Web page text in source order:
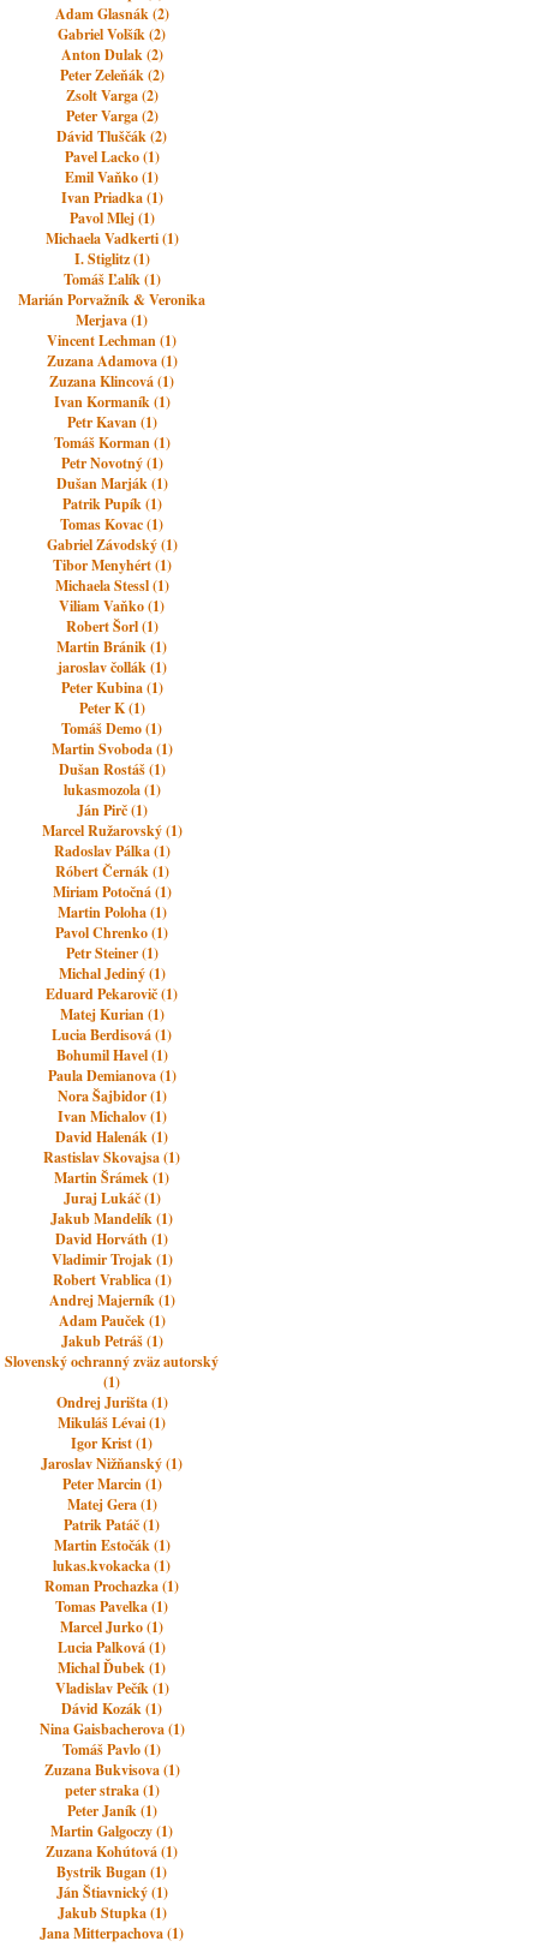
Adam Glasnák (2)
Gabriel Volšík (2)
Anton Dulak (2)
Peter Zeleňák (2)
Zsolt Varga (2)
Peter Varga (2)
Dávid Tluščák (2)
Pavel Lacko (1)
Emil Vaňko (1)
Ivan Priadka (1)
Pavol Mlej (1)
Michaela Vadkerti (1)
I. Stiglitz (1)
Tomáš Ľalík (1)
Marián Porvažník & Veronika
Merjava (1)
Vincent Lechman (1)
Zuzana Adamova (1)
Zuzana Klincová (1)
Ivan Kormaník (1)
Petr Kavan (1)
Tomáš Korman (1)
Petr Novotný (1)
Dušan Marják (1)
Patrik Pupík (1)
Tomas Kovac (1)
Gabriel Závodský (1)
Tibor Menyhért (1)
Michaela Stessl (1)
Viliam Vaňko (1)
Robert Šorl (1)
Martin Bránik (1)
jaroslav čollák (1)
Peter Kubina (1)
Peter K (1)
Tomáš Demo (1)
Martin Svoboda (1)
Dušan Rostáš (1)
lukasmozola (1)
Ján Pirč (1)
Marcel Ružarovský (1)
Radoslav Pálka (1)
Róbert Černák (1)
Miriam Potočná (1)
Martin Poloha (1)
Pavol Chrenko (1)
Petr Steiner (1)
Michal Jediný (1)
Eduard Pekarovič (1)
Matej Kurian (1)
Lucia Berdisová (1)
Bohumil Havel (1)
Paula Demianova (1)
Nora Šajbidor (1)
Ivan Michalov (1)
David Halenák (1)
Rastislav Skovajsa (1)
Martin Šrámek (1)
Juraj Lukáč (1)
Jakub Mandelík (1)
David Horváth (1)
Vladimir Trojak (1)
Robert Vrablica (1)
Andrej Majerník (1)
Adam Pauček (1)
Jakub Petráš (1)
Slovenský ochranný zväz autorský
(1)
Ondrej Jurišta (1)
Mikuláš Lévai (1)
Igor Krist (1)
Jaroslav Nižňanský (1)
Peter Marcin (1)
Matej Gera (1)
Patrik Patáč (1)
Martin Estočák (1)
lukas.kvokacka (1)
Roman Prochazka (1)
Tomas Pavelka (1)
Marcel Jurko (1)
Lucia Palková (1)
Michal Ďubek (1)
Vladislav Pečík (1)
Dávid Kozák (1)
Nina Gaisbacherova (1)
Tomáš Pavlo (1)
Zuzana Bukvisova (1)
peter straka (1)
Peter Janík (1)
Martin Galgoczy (1)
Zuzana Kohútová (1)
Bystrik Bugan (1)
Ján Štiavnický (1)
Jakub Stupka (1)
Jana Mitterpachova (1)